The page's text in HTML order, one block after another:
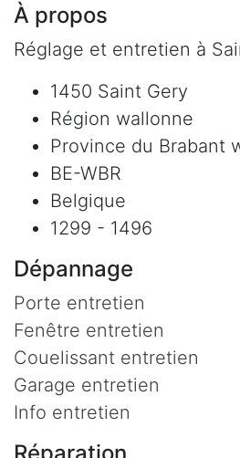
À propos
Réglage et entretien à
1450 Saint Gery
Région wallonne
Province du Brabant
BE-WBR
Belgique
1299 - 1496
Dépannage
Porte entretien
Fenêtre entretien
Couelissant entretien
Garage entretien
Info entretien
Réparation